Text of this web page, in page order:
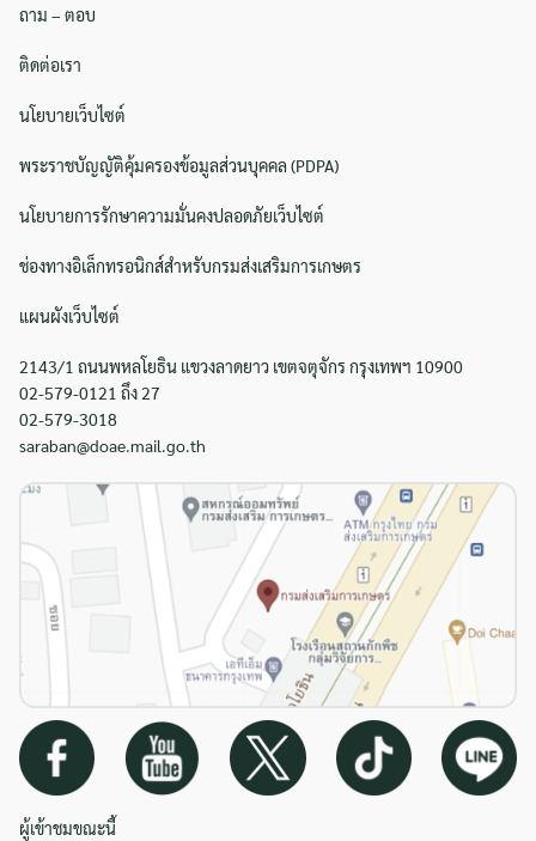
ถาม – ตอบ
ติดต่อเรา
นโยบายเว็บไซต์
พระราชบัญญัติคุ้มครองข้อมูลส่วนบุคคล (PDPA)
นโยบายการรักษาความมั่นคงปลอดภัยเว็บไซต์
ช่องทางอิเล็กทรอนิกส์สำหรับกรมส่งเสริมการเกษตร
แผนผังเว็บไซต์
2143/1 ถนนพหลโยธิน แขวงลาดยาว เขตจตุจักร กรุงเทพฯ 10900
02-579-0121 ถึง 27
02-579-3018
saraban@doae.mail.go.th
ผู้เข้าชมขณะนี้